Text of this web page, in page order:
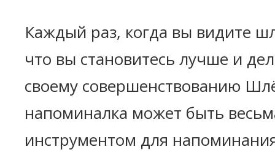
Каждый раз, когда вы видите
что вы становитесь лучше и
своему совершенствованию
напоминалка может быть
инструментом для